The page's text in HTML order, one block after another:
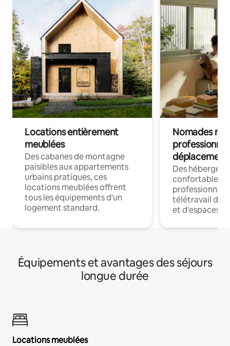
Locations entièrement
meublées
Des cabanes de montagne
paisibles aux appartements
urbains pratiques, ces
locations meublées offrent
tous les équipements d'un
logement standard.
Nomades
déplacement
Des
confortables
professionnels
télétravail
et d'espaces
Équipements et avantages des séjours
longue durée
Locations meublées